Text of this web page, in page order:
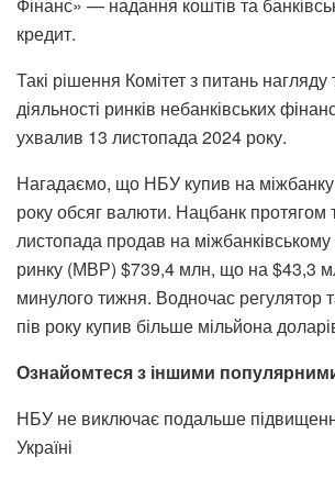
Фінанс» — надання коштів та
кредит.
Такі рішення Комітет з питань
діяльності ринків небанківських
ухвалив 13 листопада 2024 року.
Нагадаємо, що НБУ купив на
року обсяг валюти. Нацбанк протягом
листопада продав на
ринку (МВР) $739,4 млн, що на $43,3
минулого тижня. Водночас регулятор
пів року купив більше мільйона
Ознайомтеся з іншими
НБУ не виключає подальше
Україні